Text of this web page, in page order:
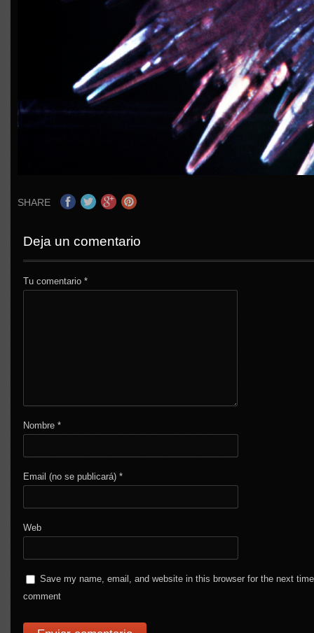
SHARE
Deja un comentario
Tu comentario*
Nombre*
Email (no se publicará)*
Web
Save my name, email, and website in this browser for the next
comment